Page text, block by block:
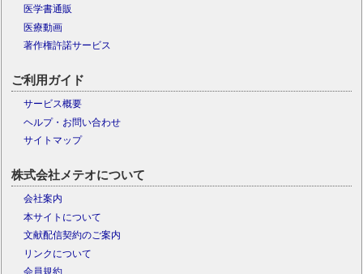
医学書通販
医療動画
著作権許諾サービス
ご利用ガイド
サービス概要
ヘルプ・お問い合わせ
サイトマップ
株式会社メテオについて
会社案内
本サイトについて
文献配信契約のご案内
リンクについて
会員規約